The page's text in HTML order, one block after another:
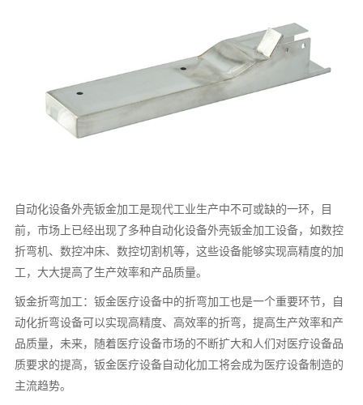
自动化设备外壳钣金加工是现代工业生产中不可或缺的一环，目
前，市场上已经出现了多种自动化设备外壳钣金加工设备，如数控
折弯机、数控冲床、数控切割机等，这些设备能够实现高精度的加
工，大大提高了生产效率和产品质量。
钣金折弯加工：钣金医疗设备中的折弯加工也是一个重要环节，自
动化折弯设备可以实现高精度、高效率的折弯，提高生产效率和产
品质量，未来，随着医疗设备市场的不断扩大和人们对医疗设备品
质要求的提高，钣金医疗设备自动化加工将会成为医疗设备制造的
主流趋势。